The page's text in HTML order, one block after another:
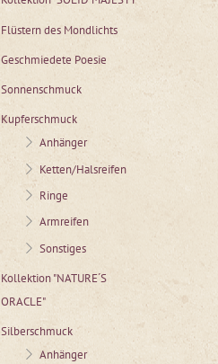
Flüstern des Mondlichts
Geschmiedete Poesie
Sonnenschmuck
Kupferschmuck
Anhänger
Ketten/Halsreifen
Ringe
Armreifen
Sonstiges
Kollektion "NATURE´S
ORACLE"
Silberschmuck
Anhänger